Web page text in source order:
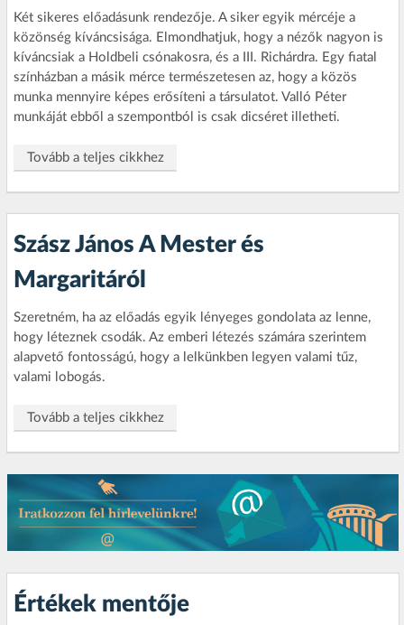
Két sikeres előadásunk rendezője. A siker egyik mércéje a
közönség kíváncsisága. Elmondhatjuk, hogy a nézők nagyon is
kíváncsiak a Holdbeli csónakosra, és a III. Richárdra. Egy fiatal
színházban a másik mérce természetesen az, hogy a közös
munka mennyire képes erősíteni a társulatot. Valló Péter
munkáját ebből a szempontból is csak dicséret illetheti.
Tovább a teljes cikkhez
Szász János A Mester és
Margaritáról
Szeretném, ha az előadás egyik lényeges gondolata az lenne,
hogy léteznek csodák. Az emberi létezés számára szerintem
alapvető fontosságú, hogy a lelkünkben legyen valami tűz,
valami lobogás.
Tovább a teljes cikkhez
Értékek mentője